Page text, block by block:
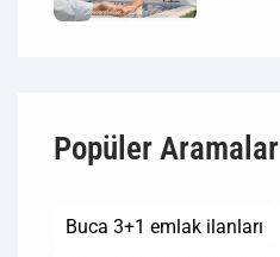
Popüler Aramalar
Buca 3+1 emlak ilanları